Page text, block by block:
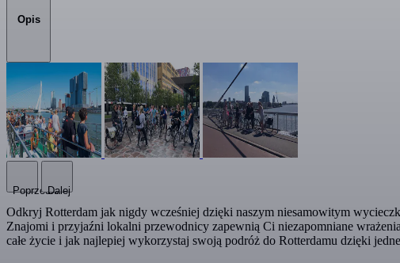
Opis
PoprzedniDalej
Odkryj Rotterdam jak nigdy wcześniej dzięki naszym niesamowitym
Znajomi i przyjaźni lokalni przewodnicy zapewnią Ci niezapomniane
całe życie i jak najlepiej wykorzystaj swoją podróż do Rotterdamu dzięki